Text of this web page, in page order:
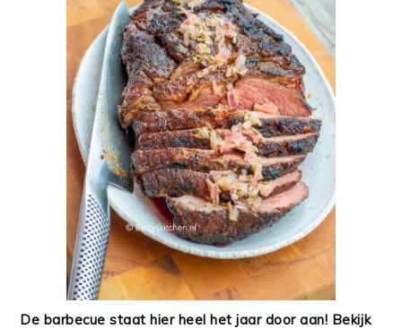
De barbecue staat hier heel het jaar door aan! Bekijk